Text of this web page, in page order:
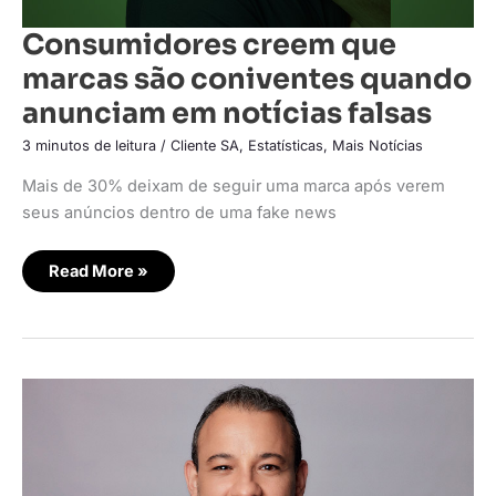
Consumidores creem que
marcas são coniventes quando
anunciam em notícias falsas
3 minutos de leitura / Cliente SA, Estatísticas, Mais Notícias
Mais de 30% deixam de seguir uma marca após verem
seus anúncios dentro de uma fake news
Read More »
Smiles